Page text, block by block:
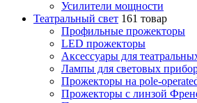
Усилители мощности
Театральный свет 161 товар
Профильные прожекторы
LED прожекторы
Аксессуары для
Лампы для световых
Прожекторы на pole-
Прожекторы с линзой